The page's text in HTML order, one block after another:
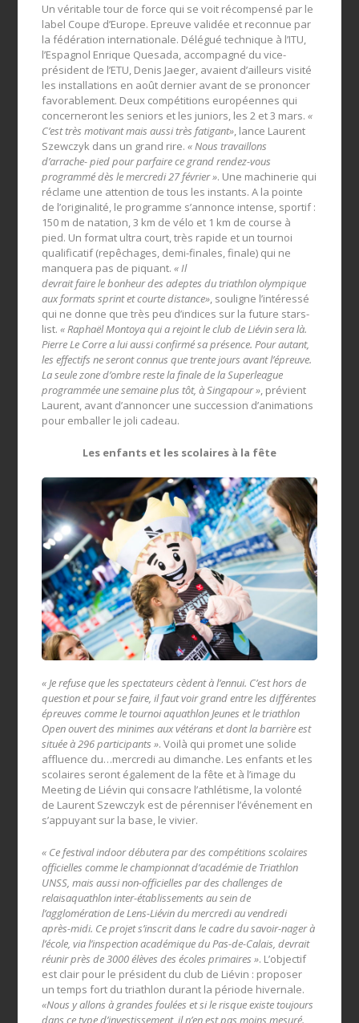
Un véritable tour de force qui se voit récompensé par le
label Coupe d’Europe. Epreuve validée et reconnue par
la fédération internationale. Délégué technique à l’ITU,
l’Espagnol Enrique Quesada, accompagné du vice-
président de l’ETU, Denis Jaeger, avaient d’ailleurs visité
les installations en août dernier avant de se prononcer
favorablement. Deux compétitions européennes qui
concerneront les seniors et les juniors, les 2 et 3 mars.«
C’est très motivant mais aussi très fatigant», lance Laurent
Szewczyk dans un grand rire.« Nous travaillons
d’arrache- pied pour parfaire ce grand rendez-vous
programmé dès le mercredi 27 février ». Une machinerie qui
réclame une attention de tous les instants. A la pointe
de l’originalité, le programme s’annonce intense, sportif :
150 m de natation, 3 km de vélo et 1 km de course à
pied. Un format ultra court, très rapide et un tournoi
qualificatif (repêchages, demi-finales, finale) qui ne
manquera pas de piquant.« Il
devrait faire le bonheur des adeptes du triathlon olympique
aux formats sprint et courte distance», souligne l’intéressé
qui ne donne que très peu d’indices sur la future stars-
list.« Raphaël Montoya qui a rejoint le club de Liévin sera là.
Pierre Le Corre a lui aussi confirmé sa présence. Pour autant,
les effectifs ne seront connus que trente jours avant l’épreuve.
La seule zone d’ombre reste la finale de la Superleague
programmée une semaine plus tôt, à Singapour », prévient
Laurent, avant d’annoncer une succession d’animations
pour emballer le joli cadeau.
Les enfants et les scolaires à la fête
« Je refuse que les spectateurs cèdent à l’ennui. C’est hors de
question et pour se faire, il faut voir grand entre les différentes
épreuves comme le tournoi aquathlon Jeunes et le triathlon
Open ouvert des minimes aux vétérans et dont la barrière est
située à 296 participants ». Voilà qui promet une solide
affluence du…mercredi au dimanche. Les enfants et les
scolaires seront également de la fête et à l’image du
Meeting de Liévin qui consacre l’athlétisme, la volonté
de Laurent Szewczyk est de pérenniser l’événement en
s’appuyant sur la base, le vivier.
« Ce festival indoor débutera par des compétitions scolaires
officielles comme le championnat d’académie de Triathlon
UNSS, mais aussi non-officielles par des challenges de
relaisaquathlon inter-établissements au sein de
l’agglomération de Lens-Liévin du mercredi au vendredi
après-midi. Ce projet s’inscrit dans le cadre du savoir-nager à
l’école, via l’inspection académique du Pas-de-Calais, devrait
réunir près de 3000 élèves des écoles primaires ». L’objectif
est clair pour le président du club de Liévin : proposer
un temps fort du triathlon durant la période hivernale.
«Nous y allons à grandes foulées et si le risque existe toujours
dans ce type d’investissement, il n’en est pas moins mesuré.